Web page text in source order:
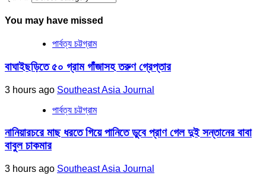
You may have missed
পার্বত্য চট্টগ্রাম
বাঘাইছড়িতে ৫০ গ্রাম গাঁজাসহ তরুণ গ্রেপ্তার
3 hours ago Southeast Asia Journal
পার্বত্য চট্টগ্রাম
নানিয়ারচরে মাছ ধরতে গিয়ে পানিতে ডুবে প্রাণ গেল দুই সন্তানের বাবা
বাবুল চাকমার
3 hours ago Southeast Asia Journal